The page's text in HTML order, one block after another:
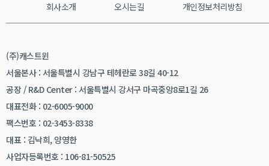
회사소개 오시는길 개인정보처리방침
(주)캐스트윈
서울본사 : 서울특별시 강남구 테헤란로 38길 40-12
공장 / R&D Center : 서울특별시 강서구 마곡중앙8로1길 26
대표전화 : 02-6005-9000
팩스번호 : 02-3453-8338
대표 : 김낙희, 양영한
사업자등록번호 : 106-81-50525